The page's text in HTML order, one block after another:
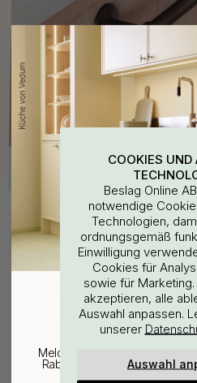
Kaufen Sie
COOKIES UND
Beslag Online
notwendige
Technologien,
ordnungsgemäß
Einwilligung
Cookies für
sowie für
akzeptieren, alle
Auswahl anpassen.
unserer
Auswahl
WOULD YOU RATHER
EU
CHANGE
25% Rabatt
Melde dich für unseren
Rabatt auf den günstigsten
plus Inspiration und